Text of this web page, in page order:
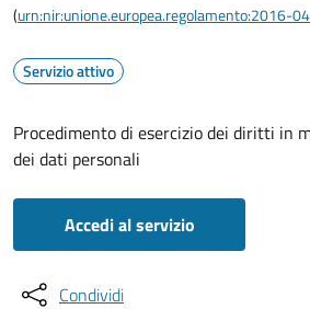
(urn:nir:unione.europea.regolamento:2016-
Servizio attivo
Procedimento di esercizio dei diritti in
dei dati personali
Accedi al servizio
Condividi